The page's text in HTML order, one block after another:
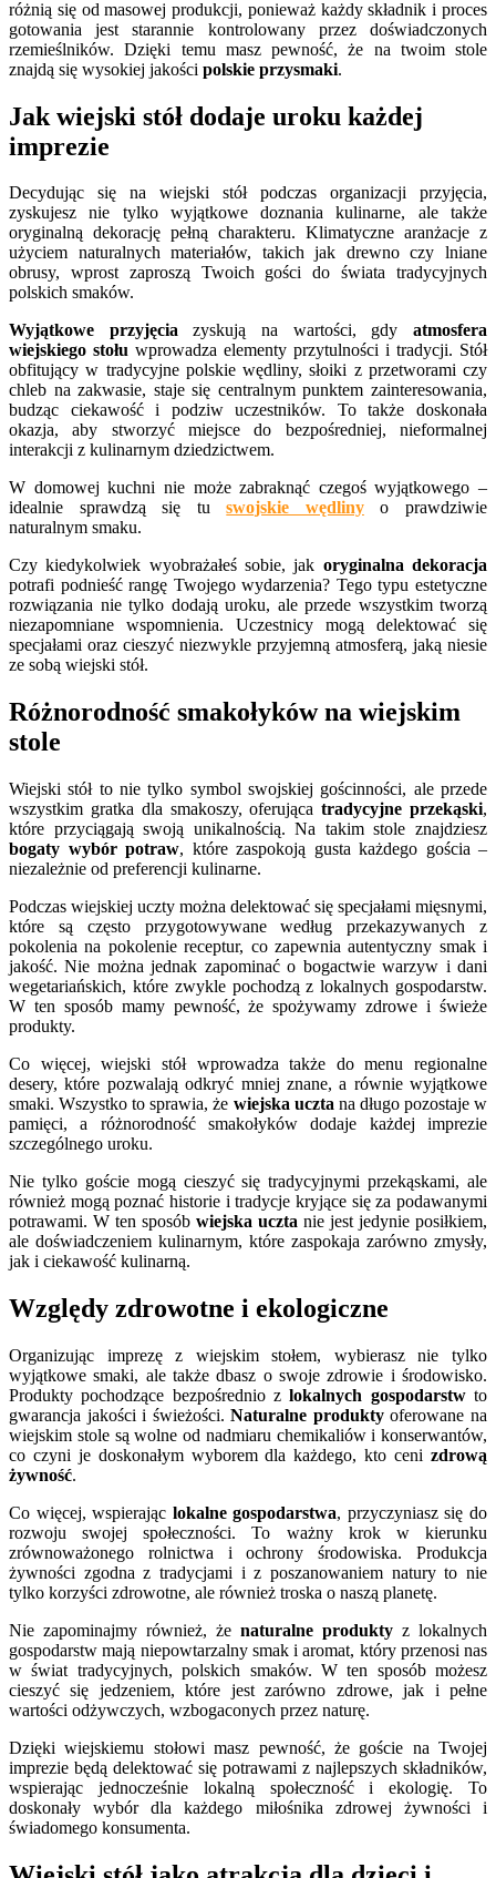
różnią się od masowej produkcji, ponieważ każdy składnik i proces
gotowania jest starannie kontrolowany przez doświadczonych
rzemieślników. Dzięki temu masz pewność, że na twoim stole
znajdą się wysokiej jakości polskie przysmaki.
Jak wiejski stół dodaje uroku każdej
imprezie
Decydując się na wiejski stół podczas organizacji przyjęcia,
zyskujesz nie tylko wyjątkowe doznania kulinarne, ale także
oryginalną dekorację pełną charakteru. Klimatyczne aranżacje z
użyciem naturalnych materiałów, takich jak drewno czy lniane
obrusy, wprost zaproszą Twoich gości do świata tradycyjnych
polskich smaków.
Wyjątkowe przyjęciazyskują na wartości, gdyatmosfera
wiejskiego stołu wprowadza elementy przytulności i tradycji. Stół
obfitujący w tradycyjne polskie wędliny, słoiki z przetworami czy
chleb na zakwasie, staje się centralnym punktem zainteresowania,
budząc ciekawość i podziw uczestników. To także doskonała
okazja, aby stworzyć miejsce do bezpośredniej, nieformalnej
interakcji z kulinarnym dziedzictwem.
W domowej kuchni nie może zabraknąć czegoś wyjątkowego –
idealnie sprawdzą się tuswojskie wędlinyo prawdziwie
naturalnym smaku.
Czy kiedykolwiek wyobrażałeś sobie, jak oryginalna dekoracja
potrafi podnieść rangę Twojego wydarzenia? Tego typu estetyczne
rozwiązania nie tylko dodają uroku, ale przede wszystkim tworzą
niezapomniane wspomnienia. Uczestnicy mogą delektować się
specjałami oraz cieszyć niezwykle przyjemną atmosferą, jaką niesie
ze sobą wiejski stół.
Różnorodność smakołyków na wiejskim
stole
Wiejski stół to nie tylko symbol swojskiej gościnności, ale przede
wszystkim gratka dla smakoszy, oferującatradycyjne przekąski,
które przyciągają swoją unikalnością. Na takim stole znajdziesz
bogaty wybór potraw, które zaspokoją gusta każdego gościa –
niezależnie od preferencji kulinarne.
Podczas wiejskiej uczty można delektować się specjałami mięsnymi,
które są często przygotowywane według przekazywanych z
pokolenia na pokolenie receptur, co zapewnia autentyczny smak i
jakość. Nie można jednak zapominać o bogactwie warzyw i dani
wegetariańskich, które zwykle pochodzą z lokalnych gospodarstw.
W ten sposób mamy pewność, że spożywamy zdrowe i świeże
produkty.
Co więcej, wiejski stół wprowadza także do menu regionalne
desery, które pozwalają odkryć mniej znane, a równie wyjątkowe
smaki. Wszystko to sprawia, że wiejska uczta na długo pozostaje w
pamięci, a różnorodność smakołyków dodaje każdej imprezie
szczególnego uroku.
Nie tylko goście mogą cieszyć się tradycyjnymi przekąskami, ale
również mogą poznać historie i tradycje kryjące się za podawanymi
potrawami. W ten sposób wiejska uczta nie jest jedynie posiłkiem,
ale doświadczeniem kulinarnym, które zaspokaja zarówno zmysły,
jak i ciekawość kulinarną.
Względy zdrowotne i ekologiczne
Organizując imprezę z wiejskim stołem, wybierasz nie tylko
wyjątkowe smaki, ale także dbasz o swoje zdrowie i środowisko.
Produkty pochodzące bezpośrednio zlokalnych gospodarstwto
gwarancja jakości i świeżości.Naturalne produktyoferowane na
wiejskim stole są wolne od nadmiaru chemikaliów i konserwantów,
co czyni je doskonałym wyborem dla każdego, kto ceni zdrową
żywność.
Co więcej, wspierając lokalne gospodarstwa, przyczyniasz się do
rozwoju swojej społeczności. To ważny krok w kierunku
zrównoważonego rolnictwa i ochrony środowiska. Produkcja
żywności zgodna z tradycjami i z poszanowaniem natury to nie
tylko korzyści zdrowotne, ale również troska o naszą planetę.
Nie zapominajmy również, że naturalne produkty z lokalnych
gospodarstw mają niepowtarzalny smak i aromat, który przenosi nas
w świat tradycyjnych, polskich smaków. W ten sposób możesz
cieszyć się jedzeniem, które jest zarówno zdrowe, jak i pełne
wartości odżywczych, wzbogaconych przez naturę.
Dzięki wiejskiemu stołowi masz pewność, że goście na Twojej
imprezie będą delektować się potrawami z najlepszych składników,
wspierając jednocześnie lokalną społeczność i ekologię. To
doskonały wybór dla każdego miłośnika zdrowej żywności i
świadomego konsumenta.